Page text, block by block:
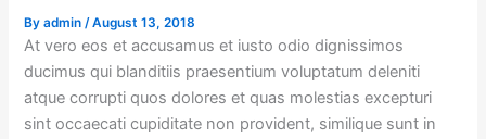
Byadmin/August 13, 2018
At vero eos et accusamus et iusto odio dignissimos
ducimus qui blanditiis praesentium voluptatum deleniti
atque corrupti quos dolores et quas molestias excepturi
sint occaecati cupiditate non provident, similique sunt in